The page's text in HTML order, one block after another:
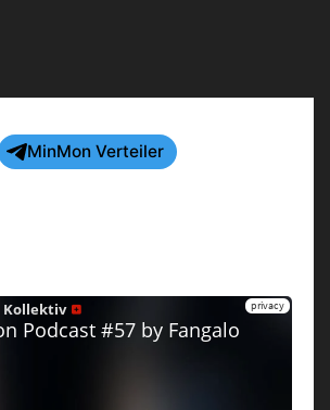
Secret
Location
MinMon Verteiler